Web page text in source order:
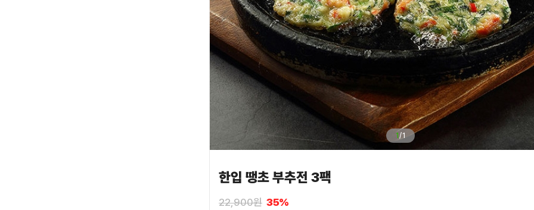
1 /1
한입 땡초 부추전 3팩
22,900원 35%